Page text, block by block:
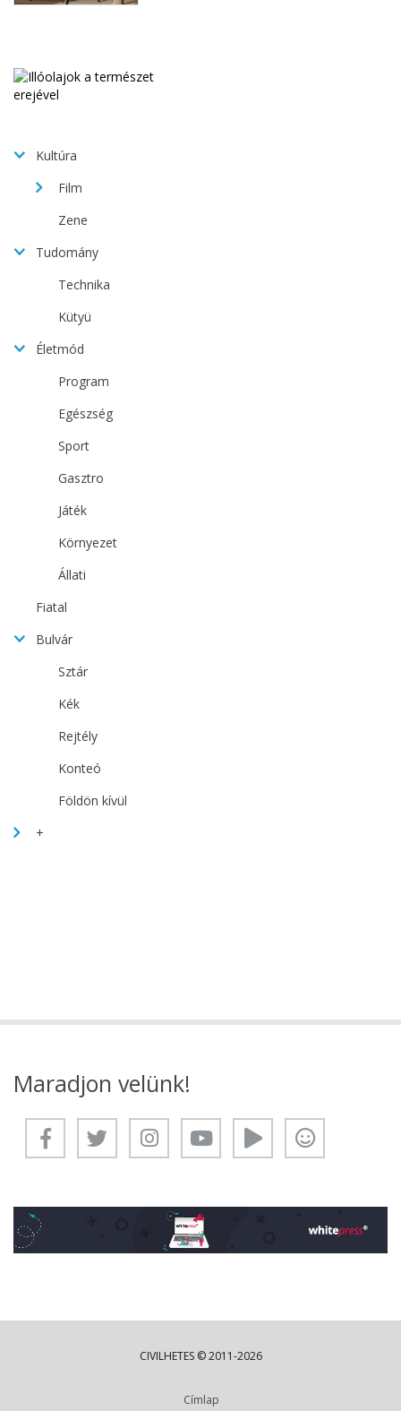
Kultúra
Film
Zene
Tudomány
Technika
Kütyü
Életmód
Program
Egészség
Sport
Gasztro
Játék
Környezet
Állati
Fiatal
Bulvár
Sztár
Kék
Rejtély
Konteó
Földön kívül
+
Maradjon velünk!
CIVILHETES © 2011-2026
Címlap